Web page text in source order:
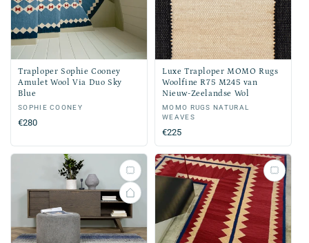
Traploper Sophie Cooney
Amulet Wool Via Duo Sky
Blue
Verkoper:
SOPHIE COONEY
Normale
€280
Luxe Traploper MOMO Rugs
Woolfine R75 M245 van
Nieuw-Zeelandse Wol
Verkoper:
MOMO RUGS NATURAL
WEAVES
Normale
prijs
€225